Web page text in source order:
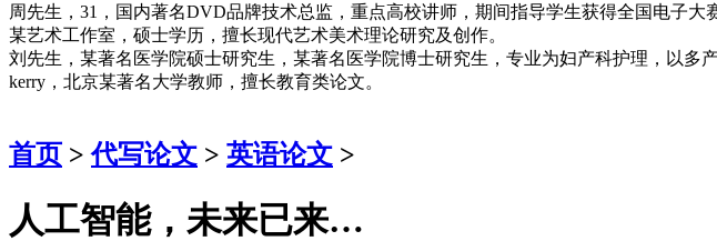
周先生，31，国内著名DVD品牌技术总监，重点高校讲师，期间指导学生获得全国电子大
某艺术工作室，硕士学历，擅长现代艺术美术理论研究及创作。
刘先生，某著名医学院硕士研究生，某著名医学院博士研究生，专业为妇产科护理，以多
kerry，北京某著名大学教师，擅长教育类论文。
首页 >代写论文 > 英语论文 >
人工智能，未来已来…